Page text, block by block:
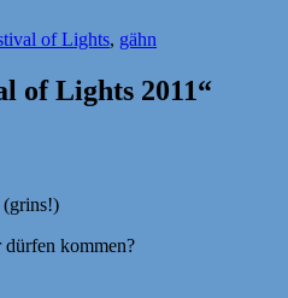
of Lights, gähn
of Lights 2011“
(grins!)
kommen?